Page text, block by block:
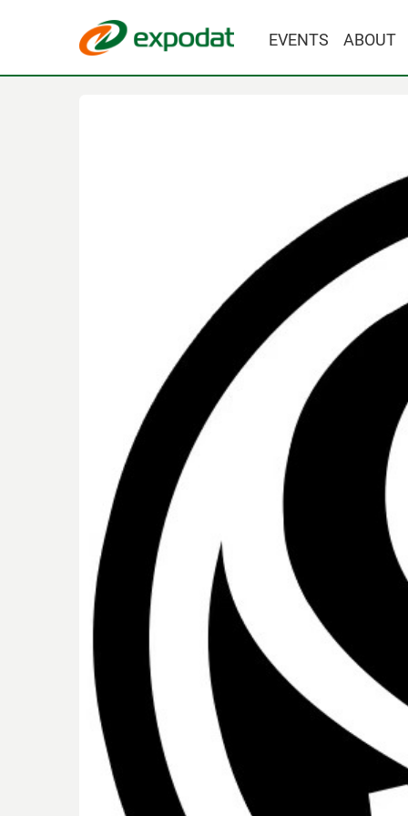
EVENTS ABOUT